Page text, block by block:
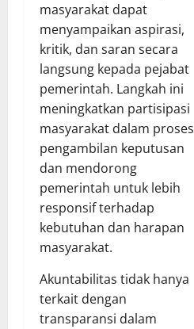
masyarakat dapat
menyampaikan aspirasi,
kritik, dan saran secara
langsung kepada pejabat
pemerintah. Langkah ini
meningkatkan partisipasi
masyarakat dalam proses
pengambilan keputusan
dan mendorong
pemerintah untuk lebih
responsif terhadap
kebutuhan dan harapan
masyarakat.
Akuntabilitas tidak hanya
terkait dengan
transparansi dalam